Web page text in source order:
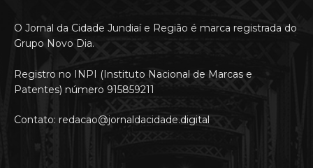
O Jornal da Cidade Jundiaí e Região é marca registrada do
Grupo Novo Dia.
Registro no INPI (Instituto Nacional de Marcas e
Patentes) número 915859211
Contato: redacao@jornaldacidade.digital